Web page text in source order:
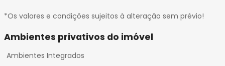
*Os valores e condições sujeitos à alteração sem prévio!
Ambientes privativos do imóvel
Ambientes Integrados